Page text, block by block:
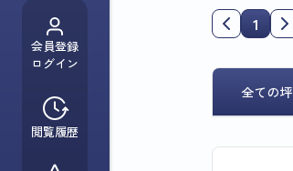
会員登録
ログイン
閲覧履歴
1
全ての